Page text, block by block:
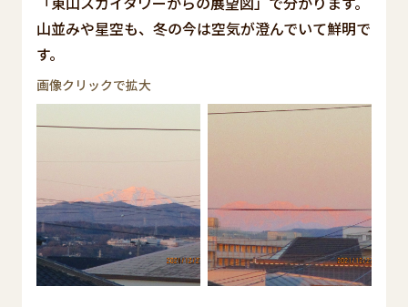
山並みや星空も、冬の今は空気が澄んでいて鮮明で
す。
画像クリックで拡大